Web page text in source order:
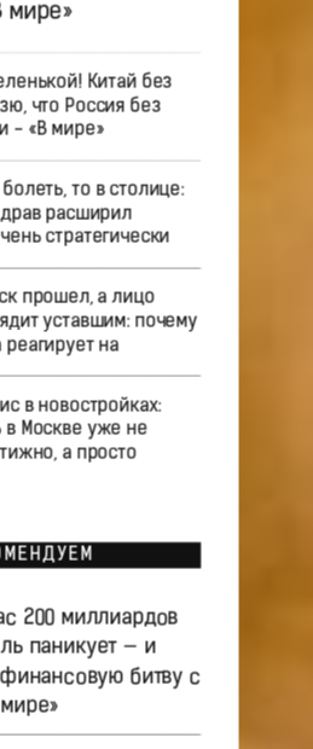
мире»
Китай без
что Россия без
- «В мире»
то в столице:
расширил
стратегически
прошел, а лицо
уставшим: почему
реагирует на
в новостройках:
в Москве уже не
а просто
200 миллиардов
паникует — и
битву с